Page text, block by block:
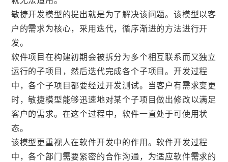
敏捷开发模型的提出就是为了解决该问题。该模型以客
户的需求为核心，采用迭代，循序渐进的方法进行开
发。
软件项目在构建初期会被拆分为多个相互联系而又独立
运行的子项目，然后迭代完成各个子项目。开发过程
中，各个子项目都要经过开发测试。当客户有需求变更
时，敏捷模型能够迅速地对某个子项目做出修改以满足
客户的需求。在这个过程中，软件一直处于可使用状
态。
该模型更重视人在软件开发中的作用。软件开发过程
中，各个部门需要紧密的合作沟通，为适应软件需求的